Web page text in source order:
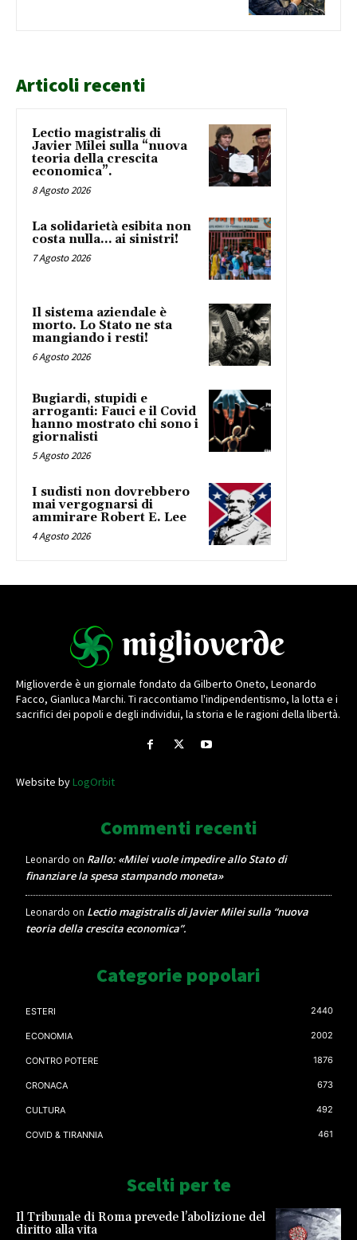
Articoli recenti
Lectio magistralis di
Javier Milei sulla “nuova
teoria della crescita
economica”.
8 Agosto 2026
La solidarietà esibita non
costa nulla… ai sinistri!
7 Agosto 2026
Il sistema aziendale è
morto. Lo Stato ne sta
mangiando i resti!
6 Agosto 2026
Bugiardi, stupidi e
arroganti: Fauci e il Covid
hanno mostrato chi sono i
giornalisti
5 Agosto 2026
I sudisti non dovrebbero
mai vergognarsi di
ammirare Robert E. Lee
4 Agosto 2026
Miglioverde è un giornale fondato da Gilberto Oneto, Leonardo
Facco, Gianluca Marchi. Ti raccontiamo l'indipendentismo, la lotta e i
sacrifici dei popoli e degli individui, la storia e le ragioni della libertà.
Website byLogOrbit
Commenti recenti
Leonardo on Rallo: «Milei vuole impedire allo Stato di
finanziare la spesa stampando moneta»
Leonardo on Lectio magistralis di Javier Milei sulla “nuova
teoria della crescita economica”.
Categorie popolari
ESTERI 2440
ECONOMIA 2002
CONTRO POTERE 1876
CRONACA 673
CULTURA 492
COVID & TIRANNIA 461
Scelti per te
Il Tribunale di Roma prevede l’abolizione del
diritto alla vita